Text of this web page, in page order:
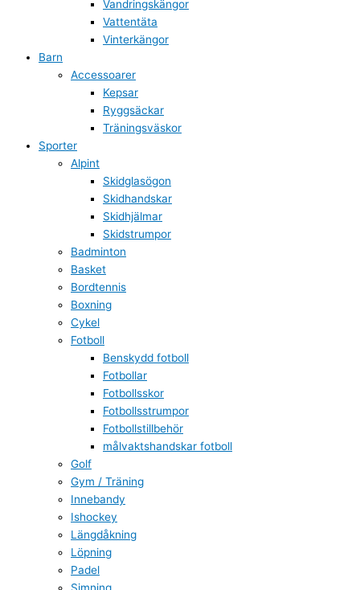
Vandringskängor
Vattentäta
Vinterkängor
Barn
Accessoarer
Kepsar
Ryggsäckar
Träningsväskor
Sporter
Alpint
Skidglasögon
Skidhandskar
Skidhjälmar
Skidstrumpor
Badminton
Basket
Bordtennis
Boxning
Cykel
Fotboll
Benskydd fotboll
Fotbollar
Fotbollsskor
Fotbollsstrumpor
Fotbollstillbehör
målvaktshandskar fotboll
Golf
Gym / Träning
Innebandy
Ishockey
Längdåkning
Löpning
Padel